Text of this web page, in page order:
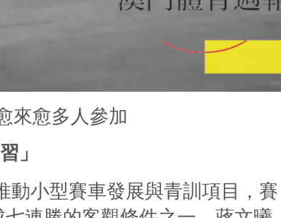
來愈多人參加
」
動小型賽車發展與青訓項目，賽